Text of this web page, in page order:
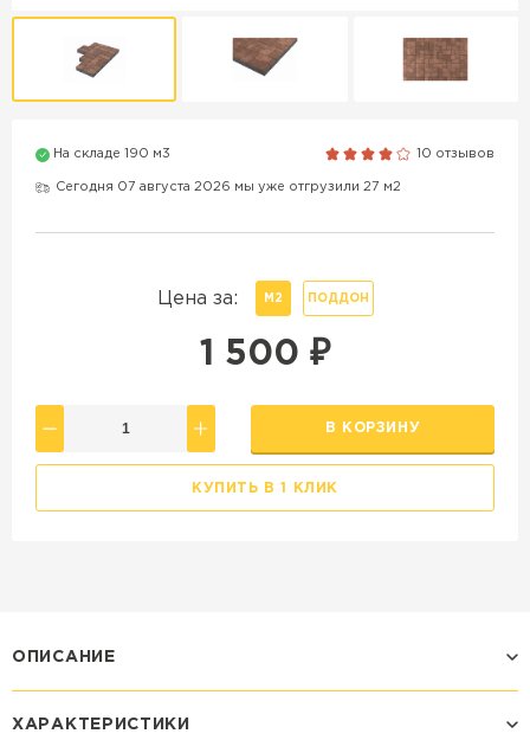
На складе 190 м3 10 отзывов
Сегодня 07 августа 2026 мы уже отгрузили 27 м2
Цена за: М2 ПОДДОН
1 500 ₽
В КОРЗИНУ
КУПИТЬ В 1 КЛИК
ОПИСАНИЕ
ХАРАКТЕРИСТИКИ
ПОКАЗАТЬ БОЛЬШЕ
ВСЕ ПРОИЗВОДИТЕЛИ